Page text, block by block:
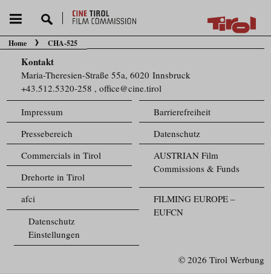
Sie befinden sich hier:
Home CHA-525
Kontakt
Maria-Theresien-Straße 55a, 6020 Innsbruck
+43.512.5320-258 ,office@cine.tirol
Impressum
Barrierefreiheit
Pressebereich
Datenschutz
Commercials in Tirol
AUSTRIAN Film
Commissions & Funds
Drehorte in Tirol
FILMING EUROPE –
EUFCN
afci
Datenschutz
Einstellungen
© 2026 Tirol Werbung